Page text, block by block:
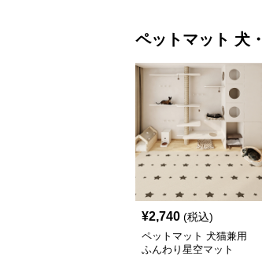
ペットマット 犬
¥2,740 (税込)
ペットマット 犬猫兼用
ふんわり星空マット